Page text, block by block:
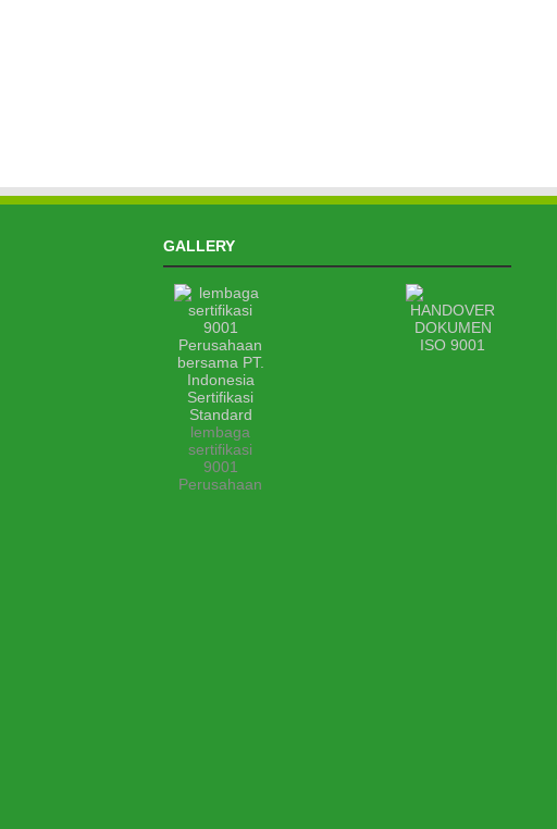
GALLERY
lembaga
sertifikasi
9001
Perusahaan